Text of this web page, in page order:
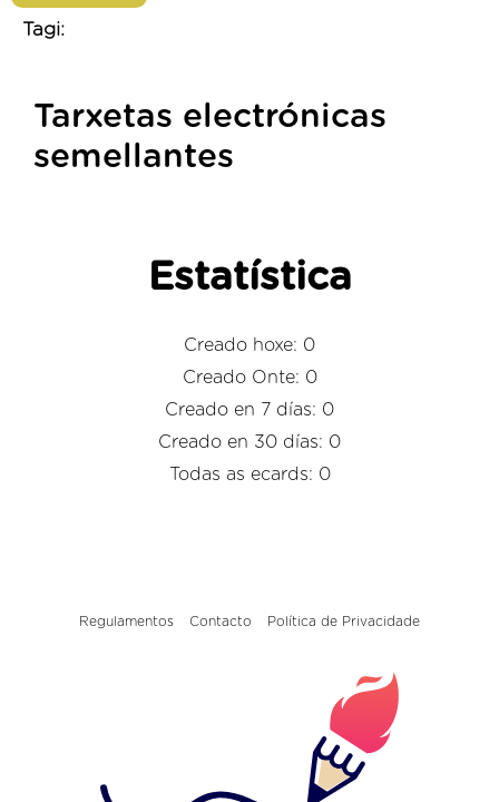
Tagi:
Tarxetas electrónicas
semellantes
Estatística
Creado hoxe: 0
Creado Onte: 0
Creado en 7 días: 0
Creado en 30 días: 0
Todas as ecards: 0
Regulamentos Contacto Política de Privacidade